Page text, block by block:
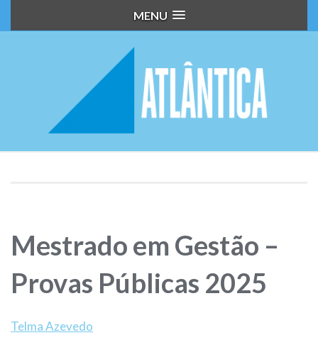
MENU
Mestrado em Gestão –
Provas Públicas 2025
Telma Azevedo